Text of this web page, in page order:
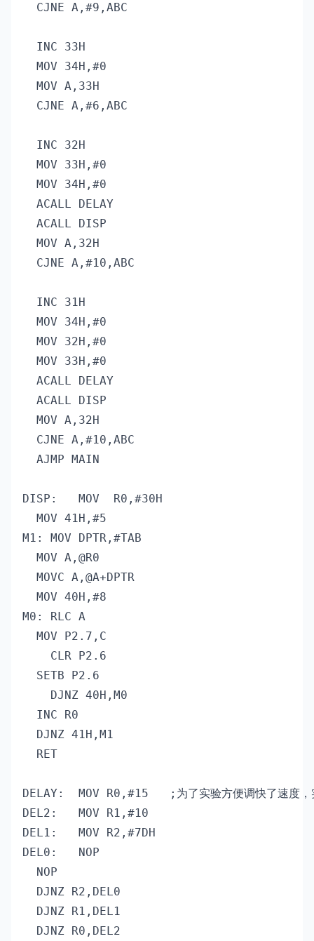
  CJNE A,#9,ABC
  INC 33H
  MOV 34H,#0
  MOV A,33H
  CJNE A,#6,ABC
  INC 32H
  MOV 33H,#0
  MOV 34H,#0
  ACALL DELAY
  ACALL DISP
  MOV A,32H
  CJNE A,#10,ABC
  INC 31H
  MOV 34H,#0
  MOV 32H,#0
  MOV 33H,#0
  ACALL DELAY
  ACALL DISP
  MOV A,32H
  CJNE A,#10,ABC
  AJMP MAIN
DISP:	MOV  R0,#30H
  MOV 41H,#5
M1:	MOV DPTR,#TAB
  MOV A,@R0
  MOVC A,@A+DPTR
  MOV 40H,#8
M0:	RLC A
  MOV P2.7,C
  SETB P2.6
  INC R0
  DJNZ 41H,M1
  RET
DELAY:	MOV R0,#15   ;为了实验方便调快了速度，实际使用时把这段替换成1s的延时程序就行
DEL2:	MOV R1,#10
DEL1:	MOV R2,#7DH
DEL0:	NOP
  NOP
  DJNZ R2,DEL0
  DJNZ R1,DEL1
  DJNZ R0,DEL2